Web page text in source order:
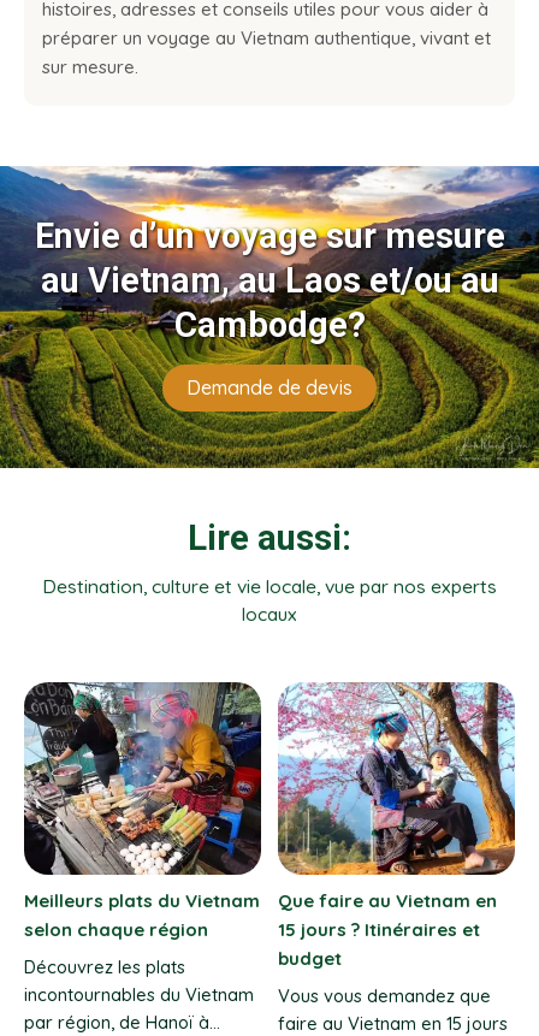
histoires, adresses et conseils utiles pour vous aider à
préparer un voyage au Vietnam authentique, vivant et
sur mesure.
Envie d’un voyage sur mesure
au Vietnam, au Laos et/ou au
Cambodge?
Demande de devis
Lire aussi:
Destination, culture et vie locale, vue par nos experts
locaux
Où faire une retraite de
bien-être au Vietnam ?
Découvrez notre sélection
des meilleures retraites de
bien-être au Vietnam, des
Prix voyage Vietnam 12
jours : budget 2026–2027
Quel prix prévoir pour un
voyage au Vietnam de 12
jours ? Circuit privé, vols,